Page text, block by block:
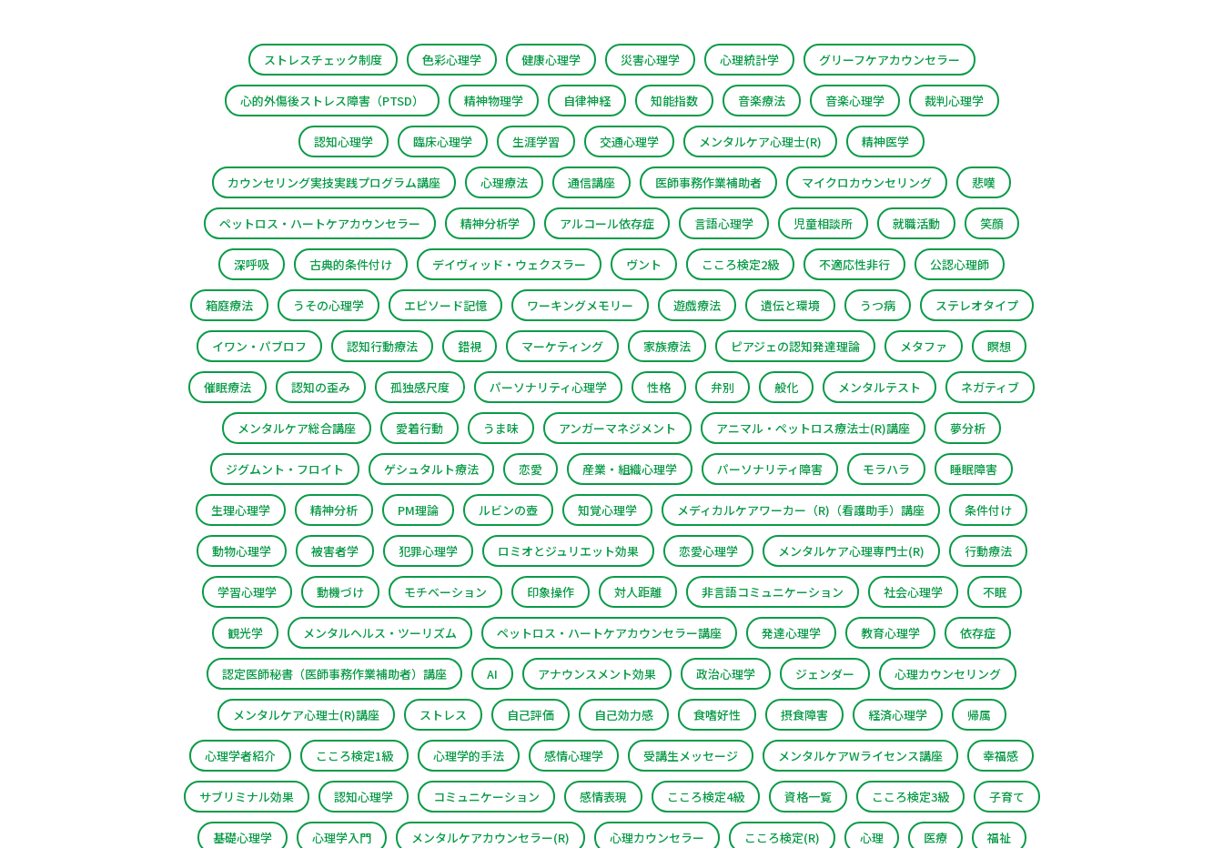
ストレスチェック制度 色彩心理学 健康心理学 災害心理学 心理統計学 グリーフケアカウンセラー
心的外傷後ストレス障害（PTSD） 精神物理学 自律神経 知能指数 音楽療法 音楽心理学 裁判心理学
認知心理学 臨床心理学 生涯学習 交通心理学 メンタルケア心理士(R) 精神医学
カウンセリング実技実践プログラム講座 心理療法 通信講座 医師事務作業補助者 マイクロカウンセリング 悲嘆
ペットロス・ハートケアカウンセラー 精神分析学 アルコール依存症 言語心理学 児童相談所 就職活動 笑顔
深呼吸 古典的条件付け デイヴィッド・ウェクスラー ヴント こころ検定2級 不適応性非行 公認心理師
箱庭療法 うその心理学 エピソード記憶 ワーキングメモリー 遊戯療法 遺伝と環境 うつ病 ステレオタイプ
イワン・パブロフ 認知行動療法 錯視 マーケティング 家族療法 ピアジェの認知発達理論 メタファ 瞑想
催眠療法 認知の歪み 孤独感尺度 パーソナリティ心理学 性格 弁別 般化 メンタルテスト ネガティブ
メンタルケア総合講座 愛着行動 うま味 アンガーマネジメント アニマル・ペットロス療法士(R)講座 夢分析
ジグムント・フロイト ゲシュタルト療法 恋愛 産業・組織心理学 パーソナリティ障害 モラハラ 睡眠障害
生理心理学 精神分析 PM理論 ルビンの壺 知覚心理学 メディカルケアワーカー（R)（看護助手）講座 条件付け
動物心理学 被害者学 犯罪心理学 ロミオとジュリエット効果 恋愛心理学 メンタルケア心理専門士(R) 行動療法
学習心理学 動機づけ モチベーション 印象操作 対人距離 非言語コミュニケーション 社会心理学 不眠
観光学 メンタルヘルス・ツーリズム ペットロス・ハートケアカウンセラー講座 発達心理学 教育心理学 依存症
認定医師秘書（医師事務作業補助者）講座 AI アナウンスメント効果 政治心理学 ジェンダー 心理カウンセリング
メンタルケア心理士(R)講座 ストレス 自己評価 自己効力感 食嗜好性 摂食障害 経済心理学 帰属
心理学者紹介 こころ検定1級 心理学的手法 感情心理学 受講生メッセージ メンタルケアWライセンス講座 幸福感
サブリミナル効果 認知心理学 コミュニケーション 感情表現 こころ検定4級 資格一覧 こころ検定3級 子育て
基礎心理学 心理学入門 メンタルケアカウンセラー(R) 心理カウンセラー こころ検定(R) 心理 医療 福祉